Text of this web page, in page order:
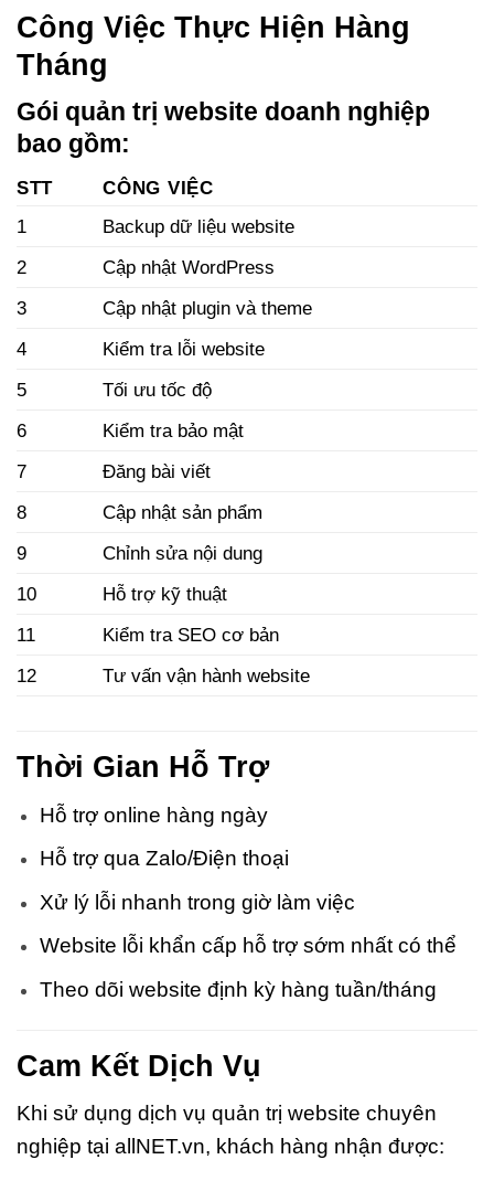
Công Việc Thực Hiện Hàng
Tháng
Gói quản trị website doanh nghiệp
bao gồm:
STT
CÔNG VIỆC
1
Backup dữ liệu website
2
Cập nhật WordPress
3
Cập nhật plugin và theme
4
Kiểm tra lỗi website
5
Tối ưu tốc độ
6
Kiểm tra bảo mật
7
Đăng bài viết
8
Cập nhật sản phẩm
9
Chỉnh sửa nội dung
10
Hỗ trợ kỹ thuật
11
Kiểm tra SEO cơ bản
12
Tư vấn vận hành website
Thời Gian Hỗ Trợ
Hỗ trợ online hàng ngày
Hỗ trợ qua Zalo/Điện thoại
Xử lý lỗi nhanh trong giờ làm việc
Website lỗi khẩn cấp hỗ trợ sớm nhất có thể
Theo dõi website định kỳ hàng tuần/tháng
Cam Kết Dịch Vụ
Khi sử dụng dịch vụ quản trị website chuyên
nghiệp tại allNET.vn, khách hàng nhận được: